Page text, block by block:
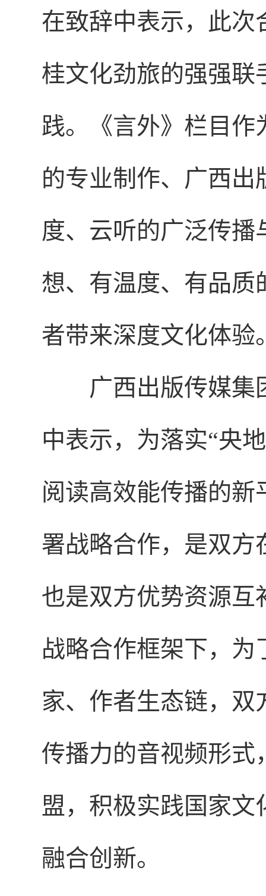
在致辞中表示，此次
桂文化劲旅的强强联
践。《言外》栏目作
的专业制作、广西
度、云听的广泛传
想、有温度、有品质
者带来深度文化体验
广西出版传媒集
中表示，为落实“央
阅读高效能传播的
署战略合作，是双方
也是双方优势资源互
战略合作框架下，
家、作者生态链，
传播力的音视频形式
盟，积极实践国家文
融合创新。